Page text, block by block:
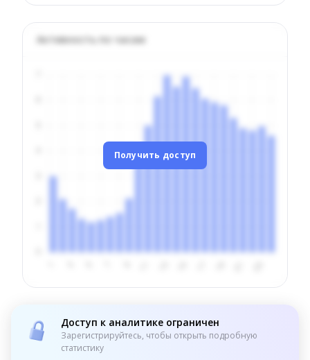
Активность по часам
Получить доступ
Доступ к аналитике ограничен
Зарегистрируйтесь, чтобы открыть подробную
статистику